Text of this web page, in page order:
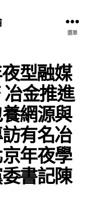
選單
型融媒
金推進
網源與
有名冶
年夜學
書記陳